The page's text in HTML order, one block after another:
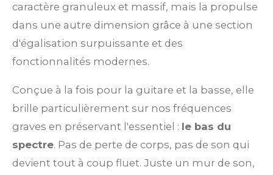
caractère granuleux et massif, mais la propulse
dans une autre dimension grâce à une section
d'égalisation surpuissante et des
fonctionnalités modernes.
Conçue à la fois pour la guitare et la basse, elle
brille particulièrement sur nos fréquences
graves en préservant l'essentiel : le bas du
spectre. Pas de perte de corps, pas de son qui
devient tout à coup fluet. Juste un mur de son,